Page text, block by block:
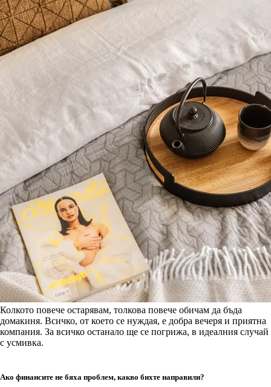
Колкото повече остарявам, толкова повече обичам да бъда
домакиня. Всичко, от което се нуждая, е добра вечеря и приятна
компания. За всичко останало ще се погрижа, в идеалния случай
с усмивка.
Ако финансите не бяха проблем, какво бихте направили?